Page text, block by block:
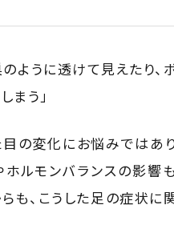
ように透けて見えたり、
まう」
目の変化にお悩みではあ
ホルモンバランスの影響
も、こうした足の症状に